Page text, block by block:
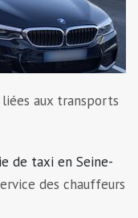
aux transports
de taxi en Seine-
des chauffeurs